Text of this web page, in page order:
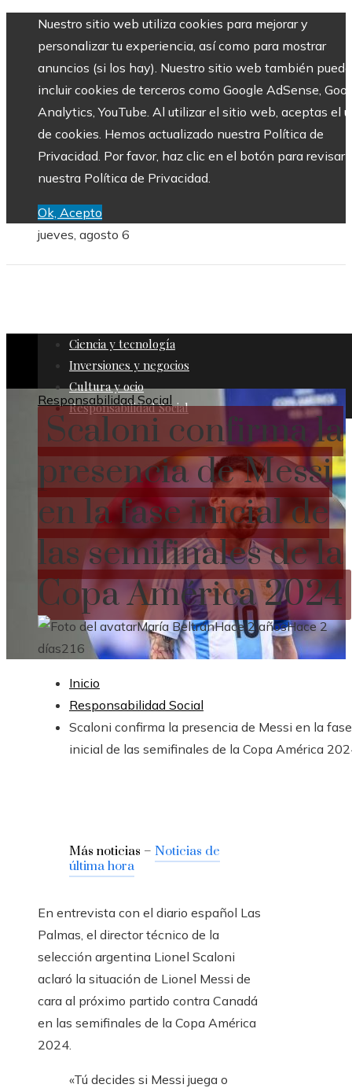
Nuestro sitio web utiliza cookies para mejorar y
personalizar tu experiencia, así como para mostrar
anuncios (si los hay). Nuestro sitio web también puede
incluir cookies de terceros como Google AdSense,
Analytics, YouTube. Al utilizar el sitio web, aceptas el
de cookies. Hemos actualizado nuestra Política de
Privacidad. Por favor, haz clic en el botón para revisar
nuestra Política de Privacidad.
Ok, Acepto
jueves, agosto 6
Ciencia y tecnología
Inversiones y negocios
Cultura y ocio
Responsabilidad Social
Responsabilidad Social
Scaloni confirma la
presencia de Messi
en la fase inicial de
las semifinales de la
Copa América 2024
María BeltránHace 2 añosHace 2
días216
Inicio
Responsabilidad Social
Scaloni confirma la presencia de Messi en la fase
inicial de las semifinales de la Copa América
Más noticias – Noticias de
última hora
En entrevista con el diario español Las
Palmas, el director técnico de la
selección argentina Lionel Scaloni
aclaró la situación de Lionel Messi de
cara al próximo partido contra Canadá
en las semifinales de la Copa América
2024.
«Tú decides si Messi juega o